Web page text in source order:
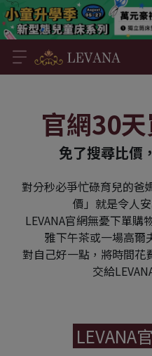
官網30
免了搜尋比價
對分秒必爭忙碌育兒的爸
價」就是令人
LEVANA官網無憂下單購
雅下午茶或一場高爾
對自己好一點，將時間花
交給
LEVANA